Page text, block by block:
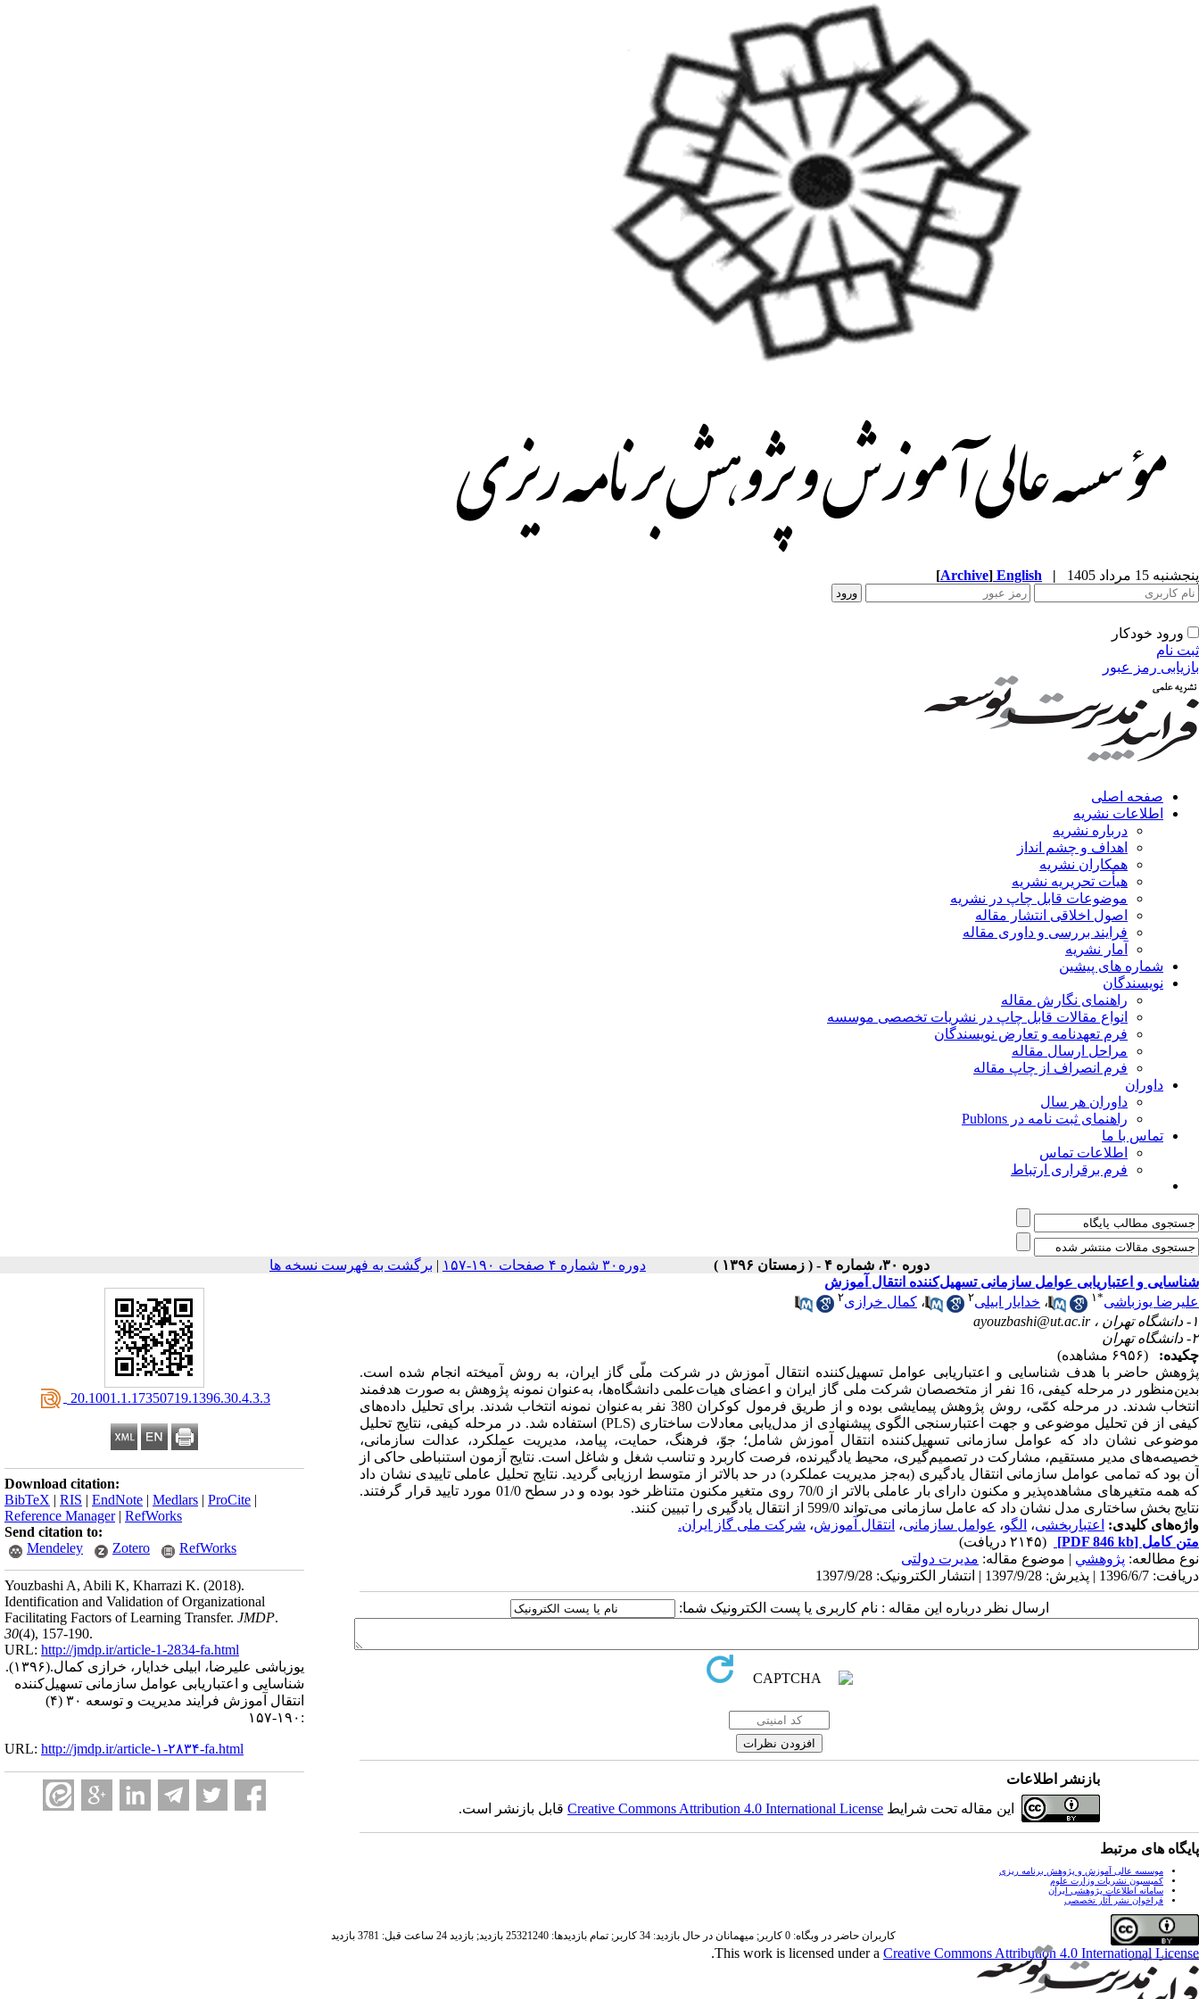
پنجشنبه 15 مرداد 1405 |
English
[Archive]
ورود خودکار
ثبت نام
بازیابی رمز عبور
صفحه اصلی
اطلاعات نشریه
درباره نشریه
اهداف و چشم انداز
همکاران نشریه
هیأت تحریریه نشریه
موضوعات قابل چاپ در نشریه
اصول اخلاقی انتشار مقاله
فرایند بررسی و داوری مقاله
آمار نشریه
شماره های پیشین
نویسندگان
راهنمای نگارش مقاله
انواع مقالات قابل چاپ در نشریات تخصصی موسسه
فرم تعهدنامه و تعارض نویسندگان
مراحل ارسال مقاله
فرم انصراف از چاپ مقاله
داوران
داوران هر سال
راهنمای ثبت نامه در Publons
تماس با ما
اطلاعات تماس
فرم برقراری ارتباط
دوره ۳۰، شماره ۴ - ( زمستان ۱۳۹۶ ) دوره۳۰ شماره ۴ صفحات ۱۹۰-۱۵۷ | برگشت به فهرست نسخه ها
‎ 20.1001.1.17350719.1396.30.4.3.3
Download citation:
BibTeX | RIS | EndNote | Medlars | ProCite |
Reference Manager| RefWorks
Send citation to:
Mendeley
Zotero RefWorks
Youzbashi A, Abili K, Kharrazi K. (2018).
Identification and Validation of Organizational
Facilitating Factors of Learning Transfer. JMDP.
30(4), 157-190.
URL: http://jmdp.ir/article-1-2834-fa.html
یوزباشی علیرضا، ابیلی خدایار، خرازی کمال.(۱۳۹۶).
شناسایی و اعتباریابی عوامل سازمانی تسهیل‌کننده
انتقال آموزش فرایند مدیریت و توسعه ۳۰ (۴)
:۱۹۰-۱۵۷
URL: http://jmdp.ir/article-۱-۲۸۳۴-fa.html
شناسایی و اعتباریابی عوامل سازمانی تسهیل‌کننده انتقال آموزش
علیرضا یوزباشی*۱ ، خدایار ابیلی۲ ، کمال خرازی۲
۱- دانشگاه تهران ،
ayouzbashi@ut.ac.ir
۲- دانشگاه تهران
چکیده:
(۶۹۵۶ مشاهده)
پژوهش حاضر با هدف شناسایی و اعتباریابی عوامل تسهیل‌کننده انتقال آموزش در شرکت ملّی گاز ایران، به روش آمیخته انجام شده است.
بدین‌منظور در مرحله کیفی، 16 نفر از متخصصان شرکت ملی گاز ایران و اعضای هیات‌علمی دانشگاه‌ها، به‌عنوان نمونه پژوهش به صورت هدفمند
انتخاب شدند. در مرحله کمّی، روش پژوهش پیمایشی بوده و از طریق فرمول کوکران 380 نفر به‌عنوان نمونه انتخاب شدند. برای تحلیل داده‌های
کیفی از فن تحلیل موضوعی و جهت اعتبارسنجی الگوی پیشنهادی از مدل‌یابی معادلات ساختاری (PLS) استفاده شد. در مرحله کیفی، نتایج تحلیل
موضوعی نشان داد که عوامل سازمانی تسهیل‌کننده انتقال آموزش شامل؛ جوّ، فرهنگ، حمایت، پیامد، مدیریت عملکرد، عدالت سازمانی،
خصیصه‌های مدیر مستقیم، مشارکت در تصمیم‌گیری، محیط یادگیرنده، فرصت کاربرد و تناسب شغل و شاغل است. نتایج آزمون استنباطی حاکی از
آن بود که تمامی عوامل سازمانی انتقال یادگیری (به‌جز مدیریت عملکرد) در حد بالاتر از متوسط ارزیابی گردید. نتایج تحلیل عاملی تاییدی نشان داد
که همه متغیرهای مشاهده‌پذیر و مکنون دارای بار عاملی بالاتر از 70‌/‌0 روی متغیر مکنون متناظر خود بوده و در سطح 01‌/‌0 مورد تایید قرار گرفتند.
نتایج بخش ساختاری مدل نشان داد که عامل سازمانی می‌تواند 599‌/‌0 از انتقال یادگیری را تبیین کنند.
واژه‌های کلیدی:
اعتباربخشی، الگو، عوامل سازمانی، انتقال آموزش، شرکت ملی گاز ایران.
متن کامل [PDF 846 kb]
(۲۱۴۵ دریافت)
نوع مطالعه: پژوهشي | موضوع مقاله: مدیرت دولتی
دریافت: 1396/6/7 | پذیرش: 1397/9/28 | انتشار الکترونیک: 1397/9/28
ارسال نظر درباره این مقاله : نام کاربری یا پست الکترونیک شما:
بازنشر اطلاعات
این مقاله تحت شرایط Creative Commons Attribution 4.0 International Licenseقابل بازنشر است.
پایگاه های مرتبط
موسسه عالی آموزش و پژوهش برنامه ریزی
کمیسیون نشریات وزارت علوم
سامانه اطلاعات پژوهشی ایران
فراخوان نشر آثار تخصصی
This work is licensed under a Creative Commons Attribution 4.0 International License
.
کاربران حاضر در وبگاه: 0 کاربر; میهمانان در حال بازدید: 34 کاربر; تمام بازدید‌ها: 25321240 بازدید; بازدید 24 ساعت قبل: 3781 بازدید